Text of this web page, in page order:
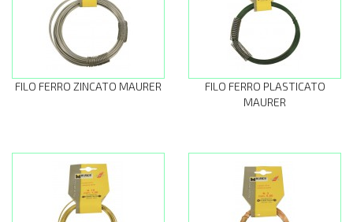
FILO FERRO ZINCATO MAURER
FILO FERRO PLASTICATO
MAURER